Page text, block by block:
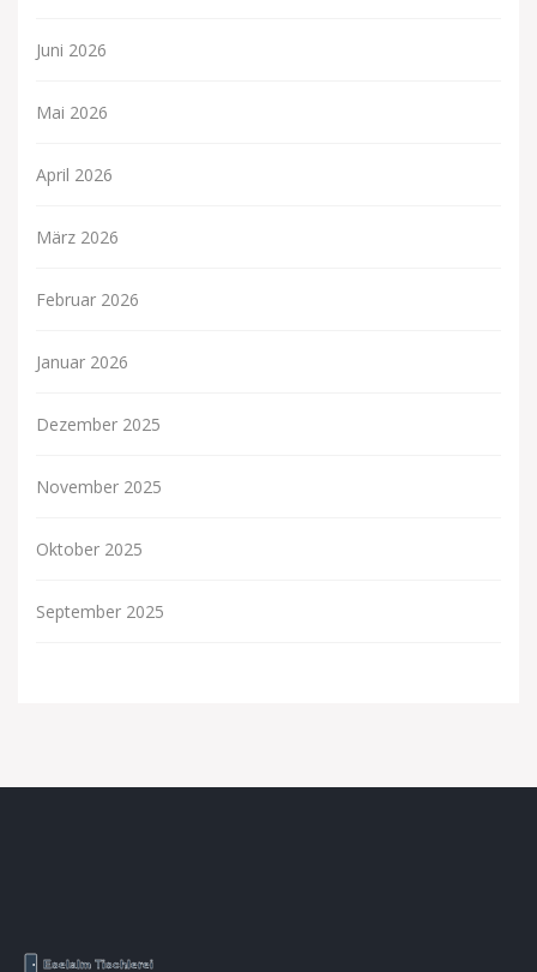
Juni 2026
Mai 2026
April 2026
März 2026
Februar 2026
Januar 2026
Dezember 2025
November 2025
Oktober 2025
September 2025